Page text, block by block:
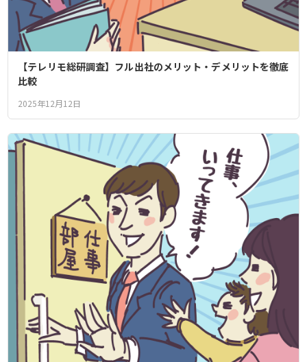
【テレリモ総研調査】フル出社のメリット・デメリットを徹底
比較
2025年12月12日